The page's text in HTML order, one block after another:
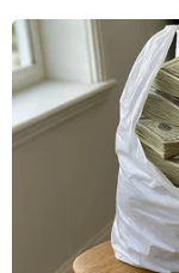
Sau một
quá trình
24/05/2018 03:28
Đã có ít nhất
tại thành phố
trong quá trình
bốc cao.